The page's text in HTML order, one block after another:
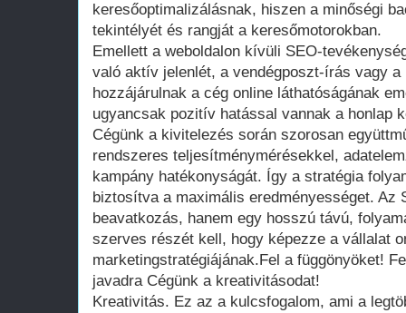
keresőoptimalizálásnak, hiszen a minőségi
tekintélyét és rangját a keresőmotorokban.
Emellett a weboldalon kívüli SEO-
való aktív jelenlét, a vendégposzt-írás vagy a
hozzájárulnak a cég online láthatóságának
ugyancsak pozitív hatással vannak a honlap
Cégünk a kivitelezés során szorosan
rendszeres teljesítménymérésekkel,
kampány hatékonyságát. Így a stratégia
biztosítva a maximális eredményességet. Az
beavatkozás, hanem egy hosszú távú,
szerves részét kell, hogy képezze a vállalat
marketingstratégiájának.Fel a függönyöket!
javadra Cégünk a kreativitásodat!
Kreativitás. Ez az a kulcsfogalom, ami a